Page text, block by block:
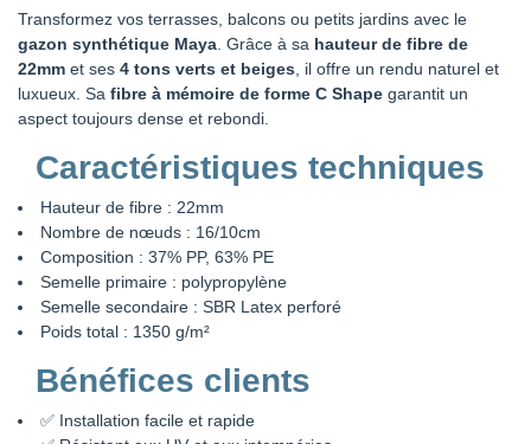
Transformez vos terrasses, balcons ou petits jardins avec le
gazon synthétique Maya. Grâce à sa hauteur de fibre de
22mm et ses 4 tons verts et beiges, il offre un rendu naturel et
luxueux. Sa fibre à mémoire de forme C Shape garantit un
aspect toujours dense et rebondi.
Caractéristiques techniques
Hauteur de fibre : 22mm
Nombre de nœuds : 16/10cm
Composition : 37% PP, 63% PE
Semelle primaire : polypropylène
Semelle secondaire : SBR Latex perforé
Poids total : 1350 g/m²
Bénéfices clients
✅ Installation facile et rapide